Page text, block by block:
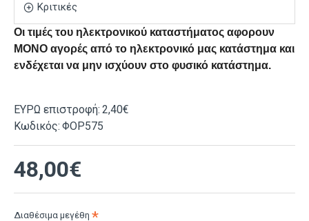
Κριτικές
Οι τιμές του ηλεκτρονικού καταστήματος αφορουν
ΜΟΝΟ αγορές από το ηλεκτρονικό μας κατάστημα και
ενδέχεται να μην ισχύουν στο φυσικό κατάστημα.
ΕΥΡΩ επιστροφή: 2,40€
Κωδικός: ΦΟΡ575
48,00€
Διαθέσιμα μεγέθη